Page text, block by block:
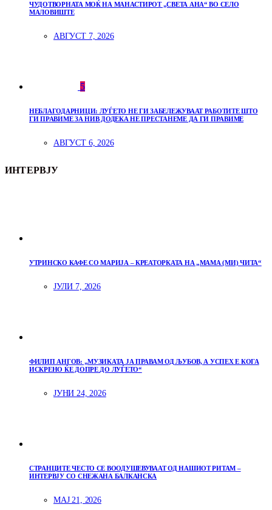
ЧУДОТВОРНАТА МОЌ НА МАНАСТИРОТ „СВЕТА АНА“ ВО СЕЛО
МАЛОВИШТЕ
АВГУСТ 7, 2026
5
НЕБЛАГОДАРНИЦИ: ЛУЃЕТО НЕ ГИ ЗАБЕЛЕЖУВААТ РАБОТИТЕ ШТО
ГИ ПРАВИМЕ ЗА НИВ ДОДЕКА НЕ ПРЕСТАНЕМЕ ДА ГИ ПРАВИМЕ
АВГУСТ 6, 2026
ИНТЕРВЈУ
УТРИНСКО КАФЕ СО МАРИЈА – КРЕАТОРКАТА НА „МАМА (МИ) ЧИТА“
ЈУЛИ 7, 2026
ФИЛИП АНГОВ: „МУЗИКАТА ЈА ПРАВАМ ОД ЉУБОВ, А УСПЕХ Е КОГА
ИСКРЕНО ЌЕ ДОПРЕ ДО ЛУЃЕТО“
ЈУНИ 24, 2026
СТРАНЦИТЕ ЧЕСТО СЕ ВООДУШЕВУВААТ ОД НАШИОТ РИТАМ –
ИНТЕРВЈУ СО СНЕЖАНА БАЛКАНСКА
МАЈ 21, 2026